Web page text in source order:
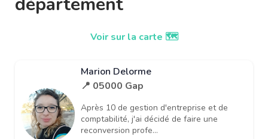
Voir sur la carte 🗺️
Marion Delorme
📍 05000 Gap
Après 10 de gestion d'entreprise et de
comptabilité, j'ai décidé de faire une
reconversion profe...